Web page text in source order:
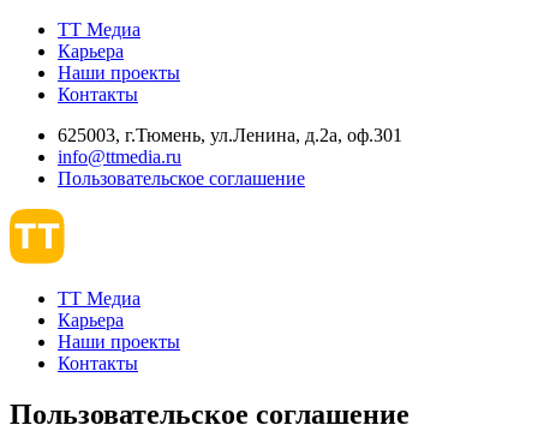
ТТ Медиа
Карьера
Наши проекты
Контакты
625003, г.Тюмень, ул.Ленина, д.2а, оф.301
info@ttmedia.ru
Пользовательское соглашение
ТТ Медиа
Карьера
Наши проекты
Контакты
Пользовательское соглашение